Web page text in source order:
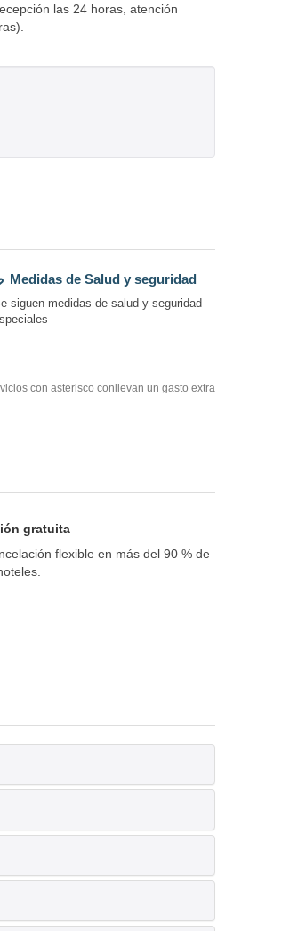
las 24 horas, atención
Medidas de Salud y seguridad
siguen medidas de salud y seguridad
con asterisco conllevan un gasto extra
gratuita
flexible en más del 90 % de